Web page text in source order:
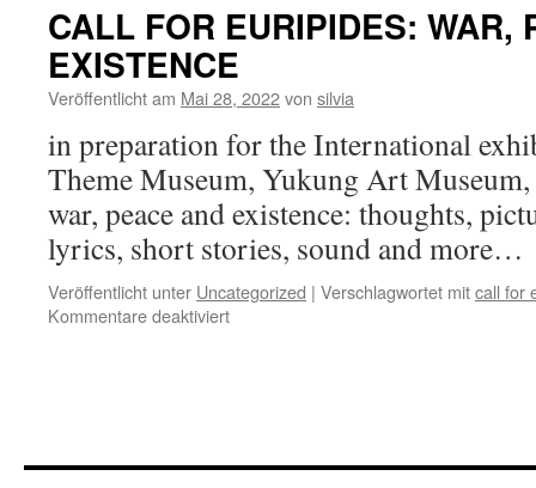
CALL FOR EURIPIDES: WAR,
EXISTENCE
Veröffentlicht am Mai 28, 2022von silvia
in preparation for the International
Theme Museum, Yukung Art
war, peace and existence: thoughts,
lyrics, short stories, sound and more…
Veröffentlicht unter Uncategorized | Verschlagwortet mitcall for
Kommentare deaktiviertfür